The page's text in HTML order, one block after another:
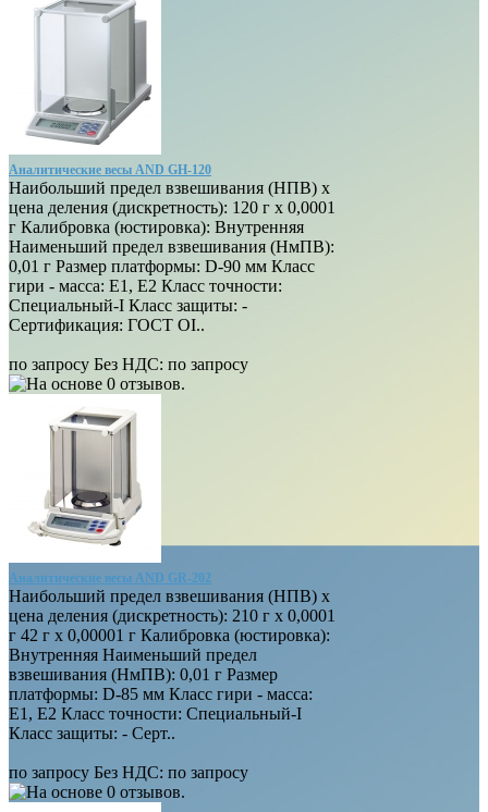
Аналитические весы AND GH-120
Наибольший предел взвешивания (НПВ) х
цена деления (дискретность): 120 г х 0,0001
г Калибровка (юстировка): Внутренняя
Наименьший предел взвешивания (НмПВ):
0,01 г Размер платформы: D-90 мм Класс
гири - масса: E1, E2 Класс точности:
Специальный-I Класс защиты: -
Сертификация: ГОСТ OI..
по запросу Без НДС: по запросу
Аналитические весы AND GR-202
Наибольший предел взвешивания (НПВ) х
цена деления (дискретность): 210 г х 0,0001
г 42 г х 0,00001 г Калибровка (юстировка):
Внутренняя Наименьший предел
взвешивания (НмПВ): 0,01 г Размер
платформы: D-85 мм Класс гири - масса:
E1, E2 Класс точности: Специальный-I
Класс защиты: - Серт..
по запросу Без НДС: по запросу